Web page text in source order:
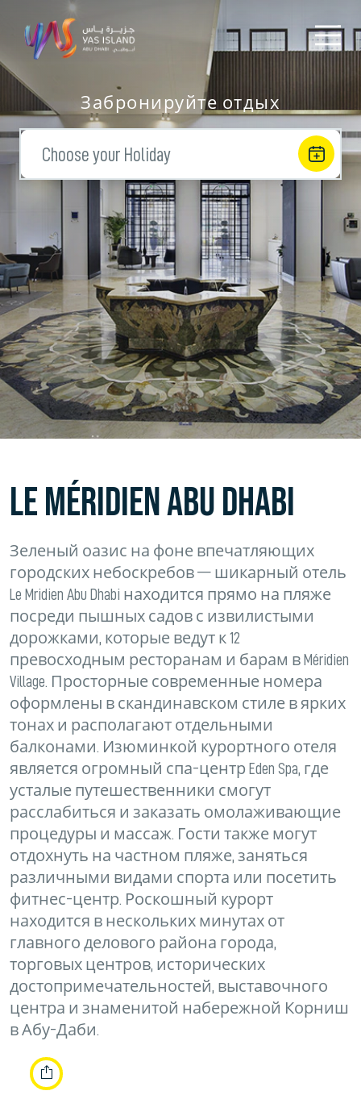
Забронируйте отдых
Choose your Holiday
LE MÉRIDIEN ABU DHABI
Зеленый оазис на фоне впечатляющих
городских небоскребов — шикарный отель
Le Mridien Abu Dhabi находится прямо на пляже
посреди пышных садов с извилистыми
дорожками, которые ведут к 12
превосходным ресторанам и барам в Méridien
Village. Просторные современные номера
оформлены в скандинавском стиле в ярких
тонах и располагают отдельными
балконами. Изюминкой курортного отеля
является огромный спа-центр Eden Spa, где
усталые путешественники смогут
расслабиться и заказать омолаживающие
процедуры и массаж. Гости также могут
отдохнуть на частном пляже, заняться
различными видами спорта или посетить
фитнес-центр. Роскошный курорт
находится в нескольких минутах от
главного делового района города,
торговых центров, исторических
достопримечательностей, выставочного
центра и знаменитой набережной Корниш
в Абу-Даби.